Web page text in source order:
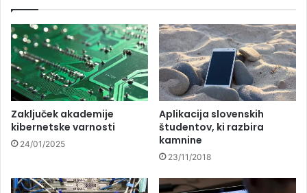
Zaključek akademije
kibernetske varnosti
24/01/2025
Aplikacija slovenskih
študentov, ki razbira
kamnine
23/11/2018